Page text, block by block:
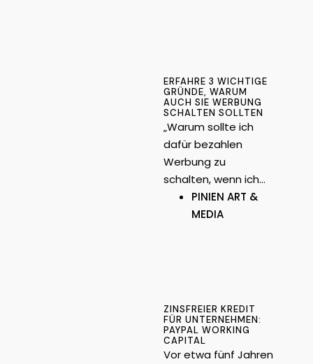
ERFAHRE 3 WICHTIGE
GRÜNDE, WARUM
AUCH SIE WERBUNG
SCHALTEN SOLLTEN
„Warum sollte ich
dafür bezahlen
Werbung zu
schalten, wenn ich…
PINIEN ART &
MEDIA
ZINSFREIER KREDIT
FÜR UNTERNEHMEN:
PAYPAL WORKING
CAPITAL
Vor etwa fünf Jahren